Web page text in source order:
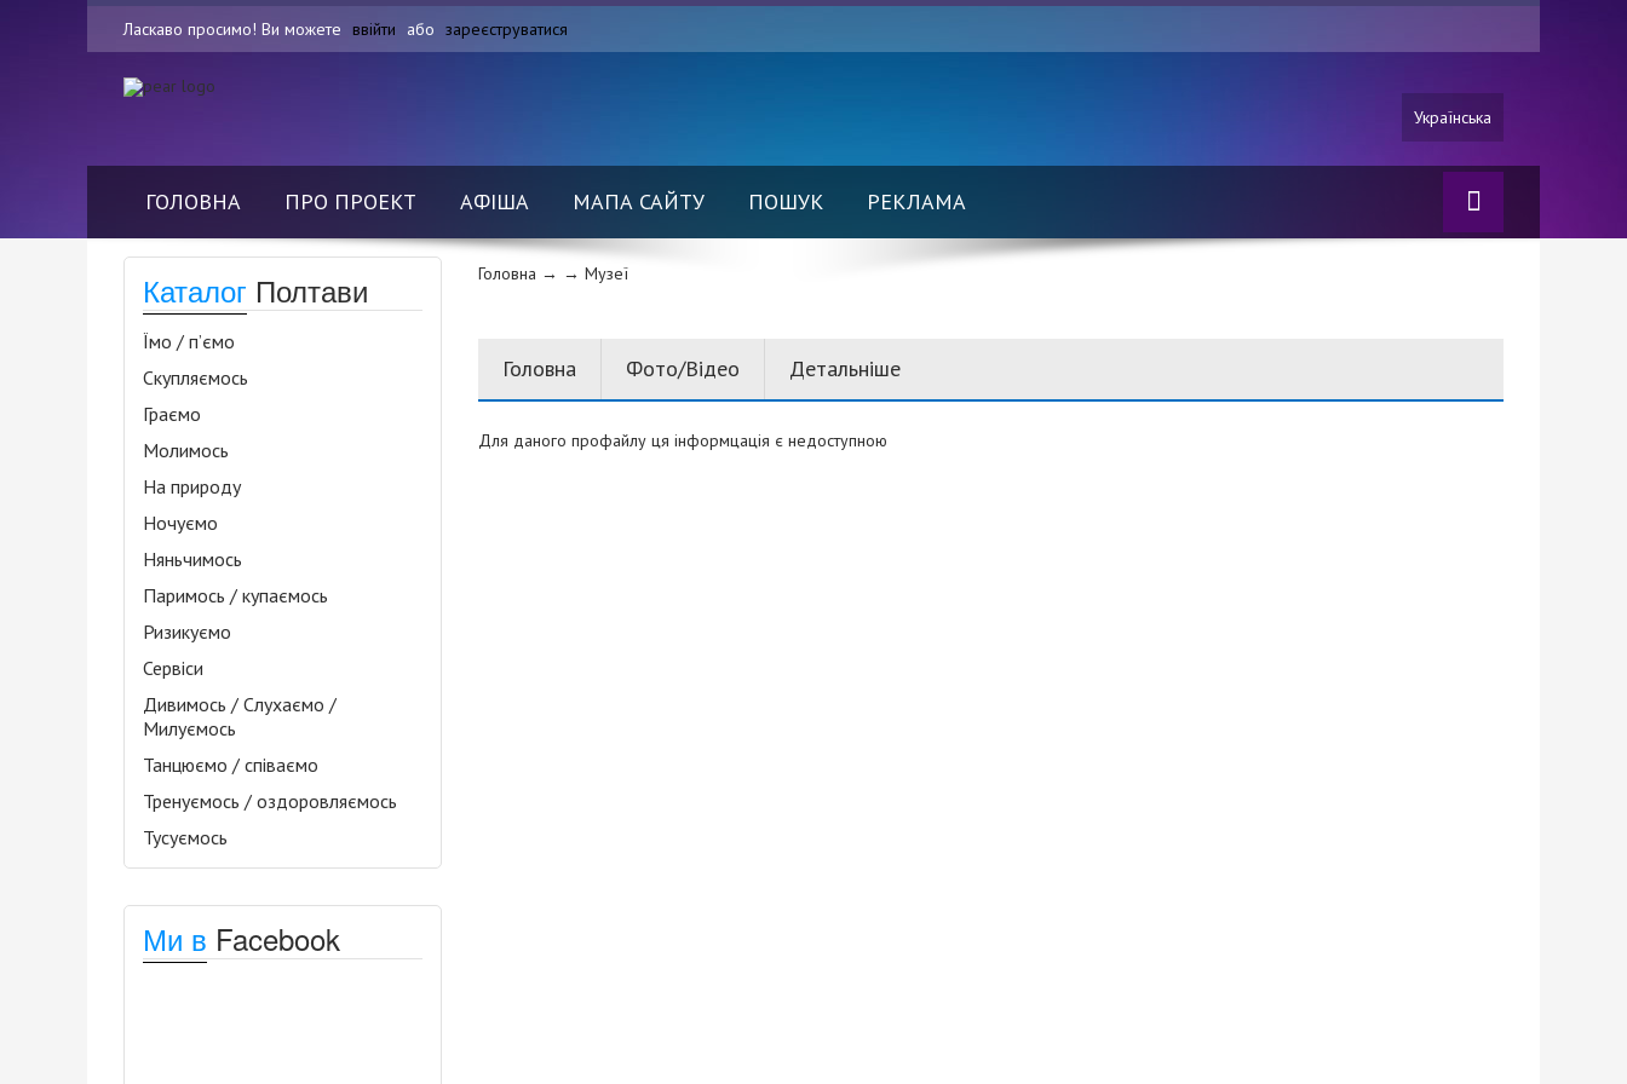
Ласкаво просимо! Ви можете ввійти або зареєструватися
Українська
ГОЛОВНА ПРО ПРОЕКТ АФІША МАПА САЙТУ ПОШУК РЕКЛАМА
Каталог Полтави
Їмо / п’ємо
Скупляємось
Граємо
Молимось
На природу
Ночуємо
Няньчимось
Паримось / купаємось
Ризикуємо
Сервіси
Дивимось / Слухаємо /
Милуємось
Танцюємо / співаємо
Тренуємось / оздоровляємось
Тусуємось
Ми в Facebook
Головна → → Музеї
Головна Фото/Відео Детальніше
Для даного профайлу ця інформцація є недоступною